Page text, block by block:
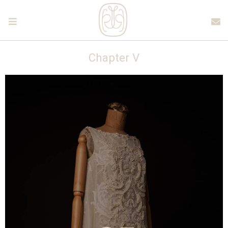
Chapter V